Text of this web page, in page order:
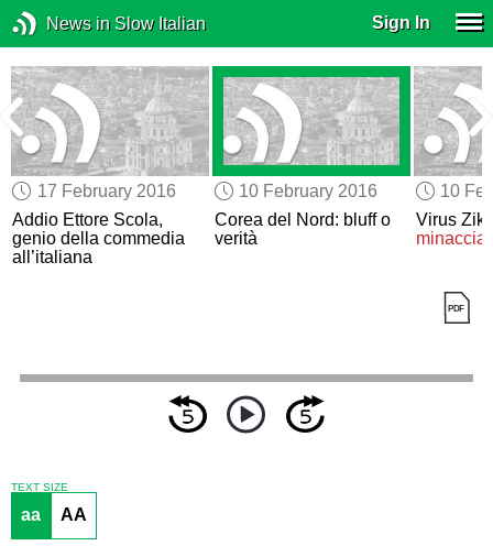
News in Slow Italian Sign In
17 February 2016
Addio Ettore Scola,
genio della commedia
all’italiana
10 February 2016
Corea del Nord: bluff o
verità
10
Virus
TEXT SIZE
aa AA